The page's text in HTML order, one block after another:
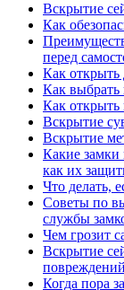
Вскрытие
Как
перед
Как открыть
Как выбрать
Как открыть
Вскрытие
Вскрытие
Какие замки
как их
Что делать,
Советы по
службы
Чем грозит
Вскрытие
Когда пора